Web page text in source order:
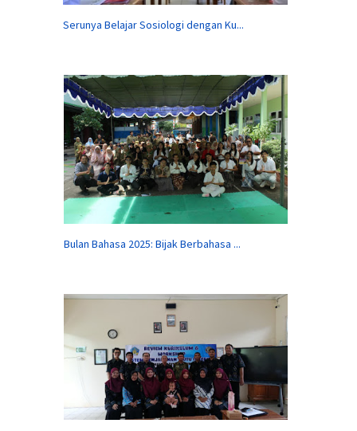
Serunya Belajar Sosiologi dengan Ku...
Bulan Bahasa 2025: Bijak Berbahasa ...